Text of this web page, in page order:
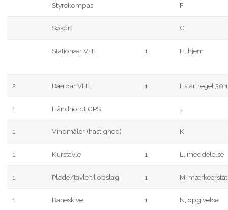
Styrekompas F
Søkort G
Stationær VHF 1 H, hjem
2 Bærbar VHF 1 I, startregel 30.1
1 Håndholdt GPS J
1 Vindmåler (hastighed) K
1 Kurstavle 1 L, meddelelse
1 Plade/tavle til opslag 1 M,
1 Baneskive 1 N, opgivelse